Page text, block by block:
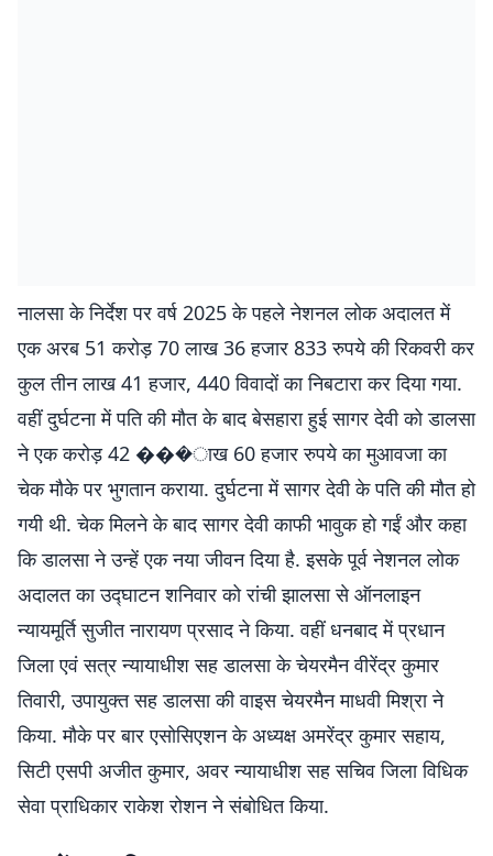
नालसा के निर्देश पर वर्ष 2025 के पहले नेशनल लोक अदालत में
एक अरब 51 करोड़ 70 लाख 36 हजार 833 रुपये की रिकवरी कर
कुल तीन लाख 41 हजार, 440 विवादों का निबटारा कर दिया गया.
वहीं दुर्घटना में पति की मौत के बाद बेसहारा हुई सागर देवी को डालसा
ने एक करोड़ 42 ���ाख 60 हजार रुपये का मुआवजा का
चेक मौके पर भुगतान कराया. दुर्घटना में सागर देवी के पति की मौत हो
गयी थी. चेक मिलने के बाद सागर देवी काफी भावुक हो गईं और कहा
कि डालसा ने उन्हें एक नया जीवन दिया है. इसके पूर्व नेशनल लोक
अदालत का उद्घाटन शनिवार को रांची झालसा से ऑनलाइन
न्यायमूर्ति सुजीत नारायण प्रसाद ने किया. वहीं धनबाद में प्रधान
जिला एवं सत्र न्यायाधीश सह डालसा के चेयरमैन वीरेंद्र कुमार
तिवारी, उपायुक्त सह डालसा की वाइस चेयरमैन माधवी मिश्रा ने
किया. मौके पर बार एसोसिएशन के अध्यक्ष अमरेंद्र कुमार सहाय,
सिटी एसपी अजीत कुमार, अवर न्यायाधीश सह सचिव जिला विधिक
सेवा प्राधिकार राकेश रोशन ने संबोधित किया.